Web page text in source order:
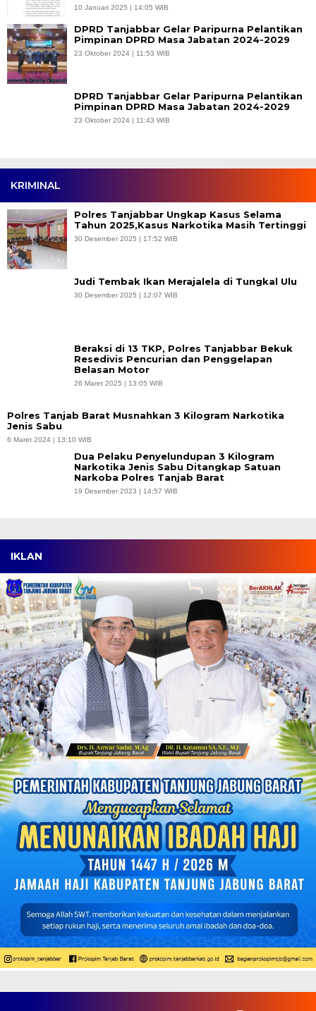
10 Januari 2025 | 14:05 WIB
DPRD Tanjabbar Gelar Paripurna Pelantikan
Pimpinan DPRD Masa Jabatan 2024-2029
23 Oktober 2024 | 11:53 WIB
DPRD Tanjabbar Gelar Paripurna Pelantikan
Pimpinan DPRD Masa Jabatan 2024-2029
23 Oktober 2024 | 11:43 WIB
KRIMINAL
Polres Tanjabbar Ungkap Kasus Selama
Tahun 2025,Kasus Narkotika Masih Tertinggi
30 Desember 2025 | 17:52 WIB
Judi Tembak Ikan Merajalela di Tungkal Ulu
30 Desember 2025 | 12:07 WIB
Beraksi di 13 TKP, Polres Tanjabbar Bekuk
Resedivis Pencurian dan Penggelapan
Belasan Motor
26 Maret 2025 | 13:05 WIB
Polres Tanjab Barat Musnahkan 3 Kilogram Narkotika
Jenis Sabu
6 Maret 2024 | 13:10 WIB
Dua Pelaku Penyelundupan 3 Kilogram
Narkotika Jenis Sabu Ditangkap Satuan
Narkoba Polres Tanjab Barat
19 Desember 2023 | 14:57 WIB
IKLAN